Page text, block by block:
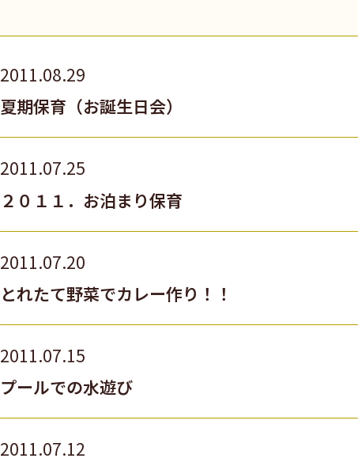
2011.08.29
夏期保育（お誕生日会）
2011.07.25
２０１１．お泊まり保育
2011.07.20
とれたて野菜でカレー作り！！
2011.07.15
プールでの水遊び
2011.07.12